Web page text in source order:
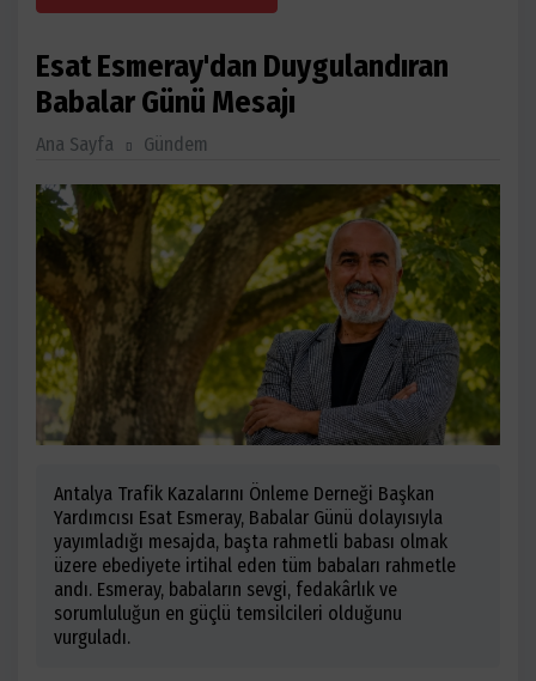
Esat Esmeray'dan Duygulandıran
Babalar Günü Mesajı
Ana Sayfa Gündem
Antalya Trafik Kazalarını Önleme Derneği Başkan
Yardımcısı Esat Esmeray, Babalar Günü dolayısıyla
yayımladığı mesajda, başta rahmetli babası olmak
üzere ebediyete irtihal eden tüm babaları rahmetle
andı. Esmeray, babaların sevgi, fedakârlık ve
sorumluluğun en güçlü temsilcileri olduğunu
vurguladı.